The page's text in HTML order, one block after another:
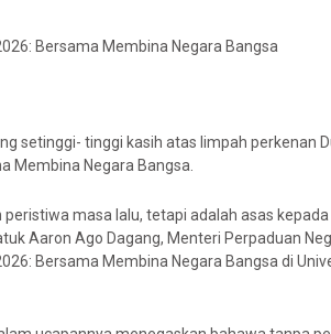
Bersama Membina Negara Bangsa
setinggi- tinggi kasih atas limpah perkenan
Membina Negara Bangsa.
masa lalu, tetapi adalah asas
Aaron Ago Dagang, Menteri Perpaduan
Bersama Membina Negara Bangsa di